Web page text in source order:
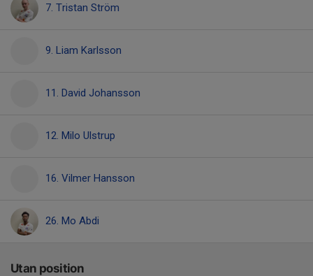
7. Tristan Ström
9. Liam Karlsson
11. David Johansson
12. Milo Ulstrup
16. Vilmer Hansson
26. Mo Abdi
Utan position